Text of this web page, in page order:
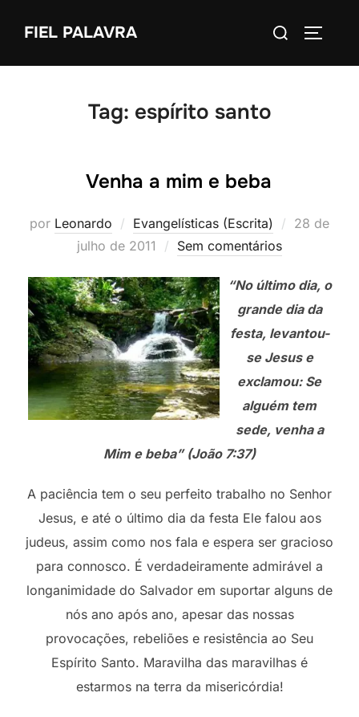
FIEL PALAVRA
Pesquisar
Tag: espírito santo
Venha a mim e beba
por Leonardo Evangelísticas (Escrita)
Postado
28 de
julho de 2011
Sem comentários
“No último dia, o
grande dia da
festa, levantou-
se Jesus e
exclamou: Se
alguém tem
sede, venha a
Mim e beba” (João 7:37)
A paciência tem o seu perfeito trabalho no Senhor
Jesus, e até o último dia da festa Ele falou aos
judeus, assim como nos fala e espera ser gracioso
para connosco. É verdadeiramente admirável a
longanimidade do Salvador em suportar alguns de
nós ano após ano, apesar das nossas
provocações, rebeliões e resistência ao Seu
Espírito Santo. Maravilha das maravilhas é
estarmos na terra da misericórdia!